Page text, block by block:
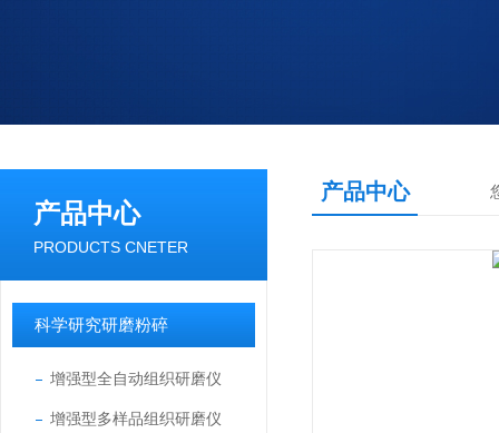
产品中心
PRODUCTS CNETER
科学研究研磨粉碎
增强型全自动组织研磨仪
增强型多样品组织研磨仪
产品中心